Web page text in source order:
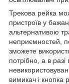
Трекова рейка
пристроїв у
альтернативою
неприємностей,
зможете
потрібно, а в
вимикач і кнопка